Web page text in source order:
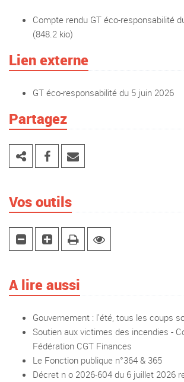
Compte rendu GT éco-responsabilité
(848.2 kio)
Lien externe
GT éco-responsabilité du 5 juin 2026
Partagez
Vos outils
A lire aussi
Gouvernement : l’été, tous les coups
Soutien aux victimes des incendies -
Fédération CGT Finances
Le Fonction publique n°364 & 365
Décret n o 2026-604 du 6 juillet 2026